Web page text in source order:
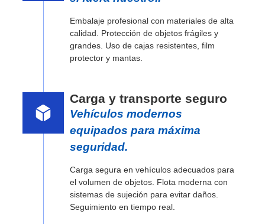
Embalaje profesional con materiales de alta
calidad. Protección de objetos frágiles y
grandes. Uso de cajas resistentes, film
protector y mantas.
Carga y transporte seguro
Vehículos modernos
equipados para máxima
seguridad.
Carga segura en vehículos adecuados para
el volumen de objetos. Flota moderna con
sistemas de sujeción para evitar daños.
Seguimiento en tiempo real.